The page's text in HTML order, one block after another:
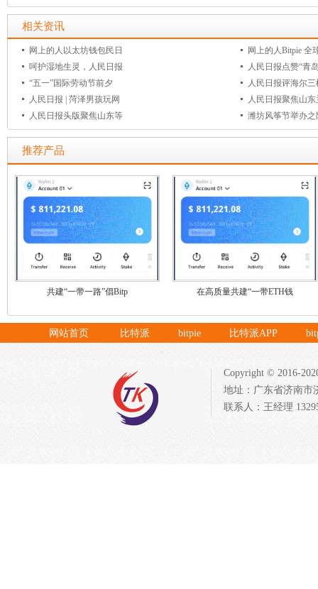
相关资讯
网上的人以太坊钱包民日
网上的人Bitpie 全
呵护湿地生灵，人民日报
人民日报点赞“青
“五一”国际劳动节前夕
人民日报评海尔
人民日报 | 菏泽男孩玩网
人民日报聚焦山
人民日报头版聚焦山东等
潍坊风筝节举办之
推荐产品
共建“一带一路”倡Bitp 在高质量共建“一带ETH钱
网站首页 比特派 bitpie 比特派APP
Copyright © 2016-
地址：广东省济南市
联系人：王经理